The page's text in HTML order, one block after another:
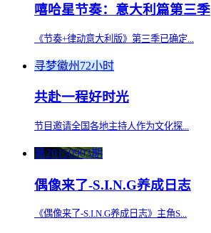
嘻哈星节奏：意大利篇第三季
《节奏+律动意大利版》第三季已确定...
寻梦徽州72小时
共赴一程好时光
节目邀请全国各地主持人作为文化探...
第20150903期
偶像来了-S.I.N.G养成日志
《偶像来了-S.I.N.G养成日志》主角S...